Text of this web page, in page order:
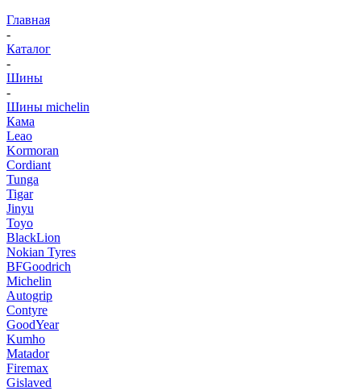
Главная
-
Каталог
-
Шины
-
Шины michelin
Кама
Leao
Kormoran
Cordiant
Tunga
Tigar
Jinyu
Toyo
BlackLion
Nokian Tyres
BFGoodrich
Michelin
Autogrip
Contyre
GoodYear
Kumho
Matador
Firemax
Gislaved